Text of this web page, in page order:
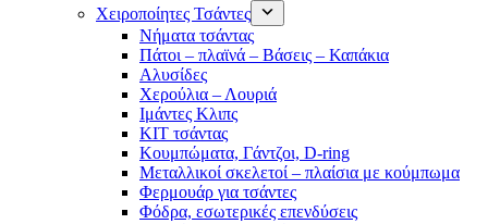
Χειροποίητες Τσάντες
Νήματα τσάντας
Πάτοι – πλαϊνά – Βάσεις – Καπάκια
Αλυσίδες
Χερούλια – Λουριά
Ιμάντες Κλιπς
ΚΙΤ τσάντας
Κουμπώματα, Γάντζοι, D-ring
Μεταλλικοί σκελετοί – πλαίσια με κούμπωμα
Φερμουάρ για τσάντες
Φόδρα, εσωτερικές επενδύσεις